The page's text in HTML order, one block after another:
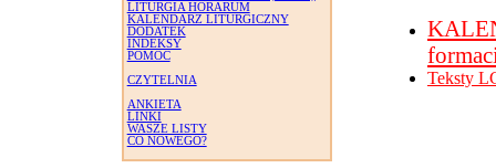
LITURGIA HORARUM
KALENDARZ LITURGICZNY
DODATEK
INDEKSY
POMOC
CZYTELNIA
ANKIETA
LINKI
WASZE LISTY
CO NOWEGO?
Teksty